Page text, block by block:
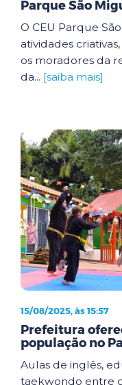
Parque São
O CEU Parque
atividades
os moradores da
da... [saiba mais]
15/08/2025, às 15:57
Prefeitura
população no
Aulas de inglês,
taekwondo entre